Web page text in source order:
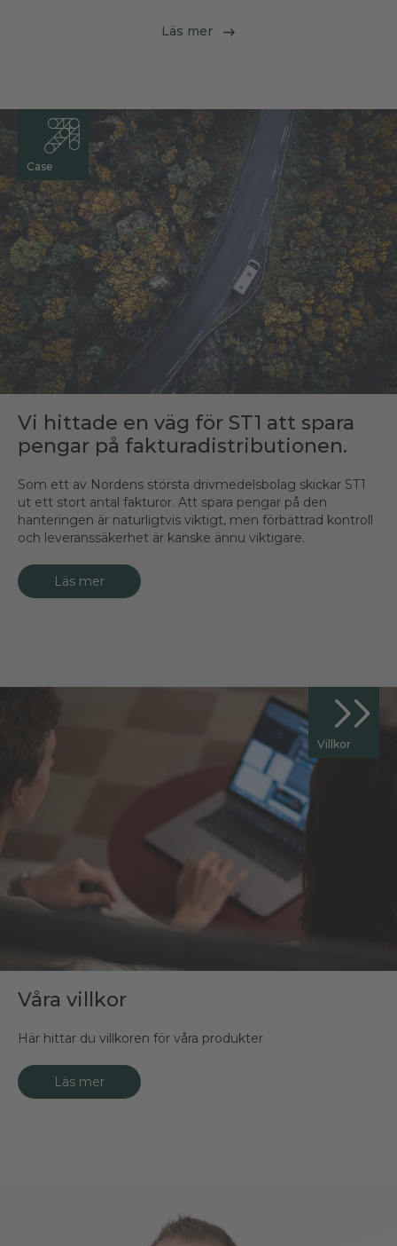
Läs mer
Case
Vi hittade en väg för ST1 att spara
pengar på fakturadistributionen.
Som ett av Nordens största drivmedelsbolag skickar ST1
ut ett stort antal fakturor. Att spara pengar på den
hanteringen är naturligtvis viktigt, men förbättrad kontroll
och leveranssäkerhet är kanske ännu viktigare.
Läs mer
Villkor
Våra villkor
Här hittar du villkoren för våra produkter
Läs mer